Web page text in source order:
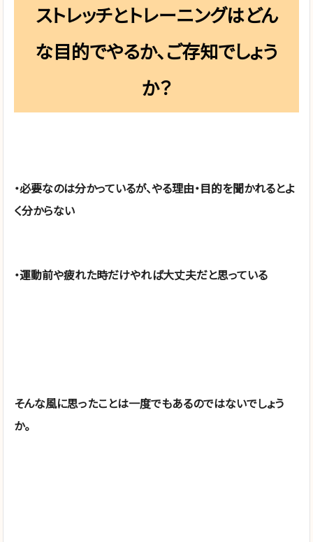
ストレッチとトレーニングはどん
な目的でやるか、ご存知でしょう
か？
・必要なのは分かっているが、やる理由・目的を聞かれるとよ
く分からない
・運動前や疲れた時だけやれば大丈夫だと思っている
そんな風に思ったことは一度でもあるのではないでしょう
か。